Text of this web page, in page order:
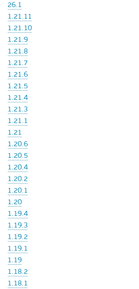
26.1
1.21.11
1.21.10
1.21.9
1.21.8
1.21.7
1.21.6
1.21.5
1.21.4
1.21.3
1.21.1
1.21
1.20.6
1.20.5
1.20.4
1.20.2
1.20.1
1.20
1.19.4
1.19.3
1.19.2
1.19.1
1.19
1.18.2
1.18.1